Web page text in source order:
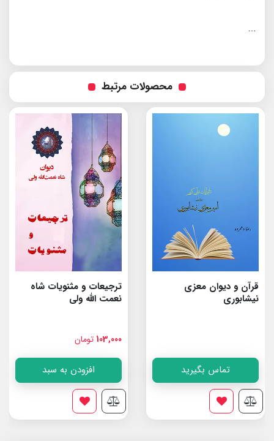
...
محصولات مرتبط
قرآن و دیوان معزی
نیشابوری
تماس بگیرید
ترجیعات و مثنویات شاه
نعمت الله ولى
103,000 تومان
افزودن به سبد